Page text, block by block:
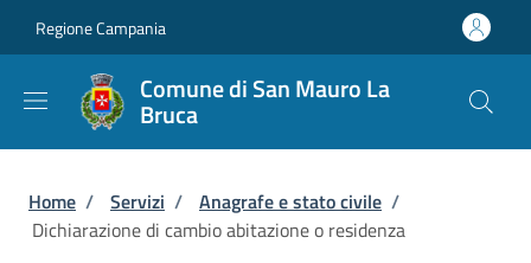
Regione Campania
Comune di San Mauro La
Bruca
Briciole di pane
Home / Servizi / Anagrafe e stato civile /
Dichiarazione di cambio abitazione o residenza